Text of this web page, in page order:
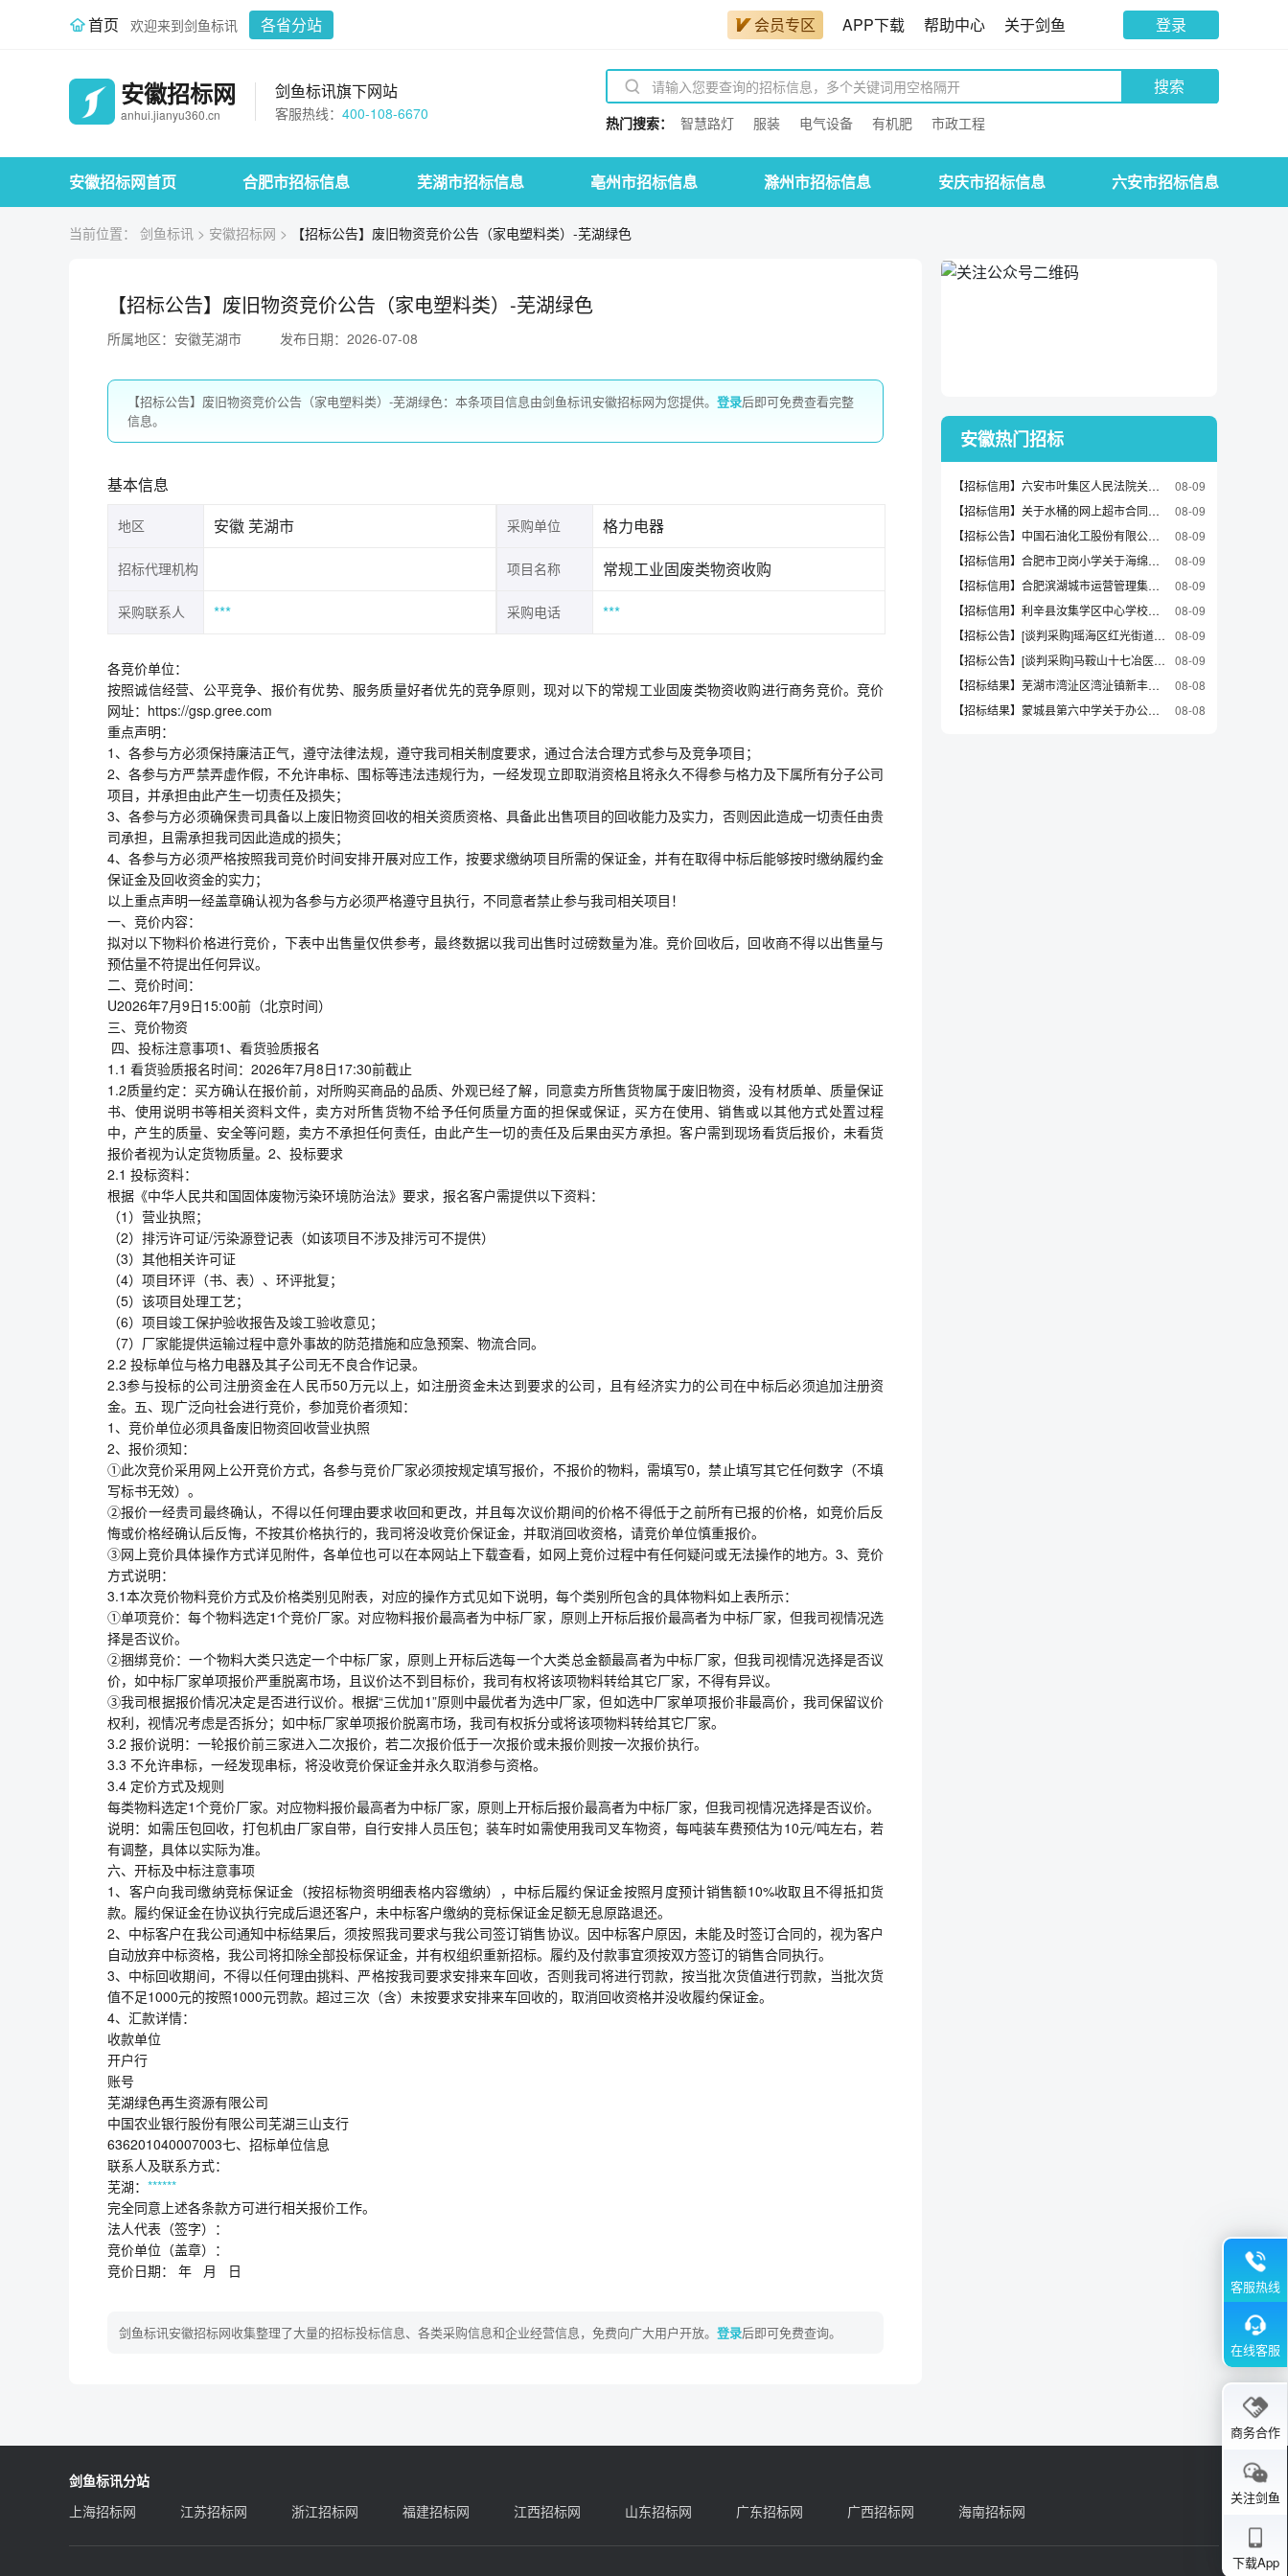
首页 欢迎来到剑鱼标讯 各省分站 会员专区 APP下载 帮助中心 关于剑鱼 登录
安徽招标网
anhui.jianyu360.cn
剑鱼标讯旗下网站
客服热线： 400-108-6670
搜索
热门搜索： 智慧路灯 服装 电气设备 有机肥 市政工程
安徽招标网首页 合肥市招标信息 芜湖市招标信息 亳州市招标信息 滁州市招标信息 安庆市招标信息 六安市招标信息
当前位置： 剑鱼标讯 > 安徽招标网 > 【招标公告】废旧物资竞价公告（家电塑料类）-芜湖绿色
【招标公告】废旧物资竞价公告（家电塑料类）-芜湖绿色
所属地区：安徽芜湖市 发布日期：2026-07-08
【招标公告】废旧物资竞价公告（家电塑料类）-芜湖绿色：本条项目信息由剑鱼标讯安徽招标网为您提供。 登录后即可免费查看完整
信息。
基本信息
地区 安徽 芜湖市 采购单位 格力电器
招标代理机构 项目名称 常规工业固废类物资收购
采购联系人 *** 采购电话 ***
各竞价单位：
按照诚信经营、公平竞争、报价有优势、服务质量好者优先的竞争原则，现对以下的常规工业固废类物资收购进行商务竞价。竞价
网址：https://gsp.gree.com
重点声明：
1、各参与方必须保持廉洁正气，遵守法律法规，遵守我司相关制度要求，通过合法合理方式参与及竞争项目；
2、各参与方严禁弄虚作假，不允许串标、围标等违法违规行为，一经发现立即取消资格且将永久不得参与格力及下属所有分子公司
项目，并承担由此产生一切责任及损失；
3、各参与方必须确保贵司具备以上废旧物资回收的相关资质资格、具备此出售项目的回收能力及实力，否则因此造成一切责任由贵
司承担，且需承担我司因此造成的损失；
4、各参与方必须严格按照我司竞价时间安排开展对应工作，按要求缴纳项目所需的保证金，并有在取得中标后能够按时缴纳履约金
保证金及回收资金的实力；
以上重点声明一经盖章确认视为各参与方必须严格遵守且执行，不同意者禁止参与我司相关项目！
一、竞价内容：
拟对以下物料价格进行竞价，下表中出售量仅供参考，最终数据以我司出售时过磅数量为准。竞价回收后，回收商不得以出售量与
预估量不符提出任何异议。
二、竞价时间：
U2026年7月9日15:00前（北京时间）
三、竞价物资
四、投标注意事项1、看货验质报名
1.1 看货验质报名时间：2026年7月8日17:30前截止
1.2质量约定：买方确认在报价前，对所购买商品的品质、外观已经了解，同意卖方所售货物属于废旧物资，没有材质单、质量保证
书、使用说明书等相关资料文件，卖方对所售货物不给予任何质量方面的担保或保证，买方在使用、销售或以其他方式处置过程
中，产生的质量、安全等问题，卖方不承担任何责任，由此产生一切的责任及后果由买方承担。客户需到现场看货后报价，未看货
报价者视为认定货物质量。2、投标要求
2.1 投标资料：
根据《中华人民共和国固体废物污染环境防治法》要求，报名客户需提供以下资料：
（1）营业执照；
（2）排污许可证/污染源登记表（如该项目不涉及排污可不提供）
（3）其他相关许可证
（4）项目环评（书、表）、环评批复；
（5）该项目处理工艺；
（6）项目竣工保护验收报告及竣工验收意见；
（7）厂家能提供运输过程中意外事故的防范措施和应急预案、物流合同。
2.2 投标单位与格力电器及其子公司无不良合作记录。
2.3参与投标的公司注册资金在人民币50万元以上，如注册资金未达到要求的公司，且有经济实力的公司在中标后必须追加注册资
金。五、现广泛向社会进行竞价，参加竞价者须知：
1、竞价单位必须具备废旧物资回收营业执照
2、报价须知：
①此次竞价采用网上公开竞价方式，各参与竞价厂家必须按规定填写报价，不报价的物料，需填写0，禁止填写其它任何数字（不填
写标书无效）。
②报价一经贵司最终确认，不得以任何理由要求收回和更改，并且每次议价期间的价格不得低于之前所有已报的价格，如竞价后反
悔或价格经确认后反悔，不按其价格执行的，我司将没收竞价保证金，并取消回收资格，请竞价单位慎重报价。
③网上竞价具体操作方式详见附件，各单位也可以在本网站上下载查看，如网上竞价过程中有任何疑问或无法操作的地方。3、竞价
方式说明：
3.1本次竞价物料竞价方式及价格类别见附表，对应的操作方式见如下说明，每个类别所包含的具体物料如上表所示：
①单项竞价：每个物料选定1个竞价厂家。对应物料报价最高者为中标厂家，原则上开标后报价最高者为中标厂家，但我司视情况选
择是否议价。
②捆绑竞价：一个物料大类只选定一个中标厂家，原则上开标后选每一个大类总金额最高者为中标厂家，但我司视情况选择是否议
价，如中标厂家单项报价严重脱离市场，且议价达不到目标价，我司有权将该项物料转给其它厂家，不得有异议。
③我司根据报价情况决定是否进行议价。根据“三优加1”原则中最优者为选中厂家，但如选中厂家单项报价非最高价，我司保留议价
权利，视情况考虑是否拆分；如中标厂家单项报价脱离市场，我司有权拆分或将该项物料转给其它厂家。
3.2 报价说明：一轮报价前三家进入二次报价，若二次报价低于一次报价或未报价则按一次报价执行。
3.3 不允许串标，一经发现串标，将没收竞价保证金并永久取消参与资格。
3.4 定价方式及规则
每类物料选定1个竞价厂家。对应物料报价最高者为中标厂家，原则上开标后报价最高者为中标厂家，但我司视情况选择是否议价。
说明：如需压包回收，打包机由厂家自带，自行安排人员压包；装车时如需使用我司叉车物资，每吨装车费预估为10元/吨左右，若
有调整，具体以实际为准。
六、开标及中标注意事项
1、客户向我司缴纳竞标保证金（按招标物资明细表格内容缴纳），中标后履约保证金按照月度预计销售额10%收取且不得抵扣货
款。履约保证金在协议执行完成后退还客户，未中标客户缴纳的竞标保证金足额无息原路退还。
2、中标客户在我公司通知中标结果后，须按照我司要求与我公司签订销售协议。因中标客户原因，未能及时签订合同的，视为客户
自动放弃中标资格，我公司将扣除全部投标保证金，并有权组织重新招标。履约及付款事宜须按双方签订的销售合同执行。
3、中标回收期间，不得以任何理由挑料、严格按我司要求安排来车回收，否则我司将进行罚款，按当批次货值进行罚款，当批次货
值不足1000元的按照1000元罚款。超过三次（含）未按要求安排来车回收的，取消回收资格并没收履约保证金。
4、汇款详情：
收款单位
开户行
账号
芜湖绿色再生资源有限公司
中国农业银行股份有限公司芜湖三山支行
636201040007003七、招标单位信息
联系人及联系方式：
芜湖： ******
完全同意上述各条款方可进行相关报价工作。
法人代表（签字）：
竞价单位（盖章）：
竞价日期： 年 月 日
剑鱼标讯安徽招标网收集整理了大量的招标投标信息、各类采购信息和企业经营信息，免费向广大用户开放。 登录后即可免费查询。
安徽热门招标
【招标信用】六安市叶集区人民法院关于硒鼓的网上超市采购项目合同履约验收公告
08-09
【招标信用】关于水桶的网上超市合同公告
08-09
【招标公告】中国石油化工股份有限公司安庆分公司热电部6#给泵节能改造离心泵\BB5-315～465m3/h1350～1500m水80～175℃/0～2MPa/9～10m招标公告
08-09
【招标信用】合肥市卫岗小学关于海绵垫/布料/面料/手工diy的网上超市采购项目合同履约验收公告
08-09
【招标信用】合肥滨湖城市运营管理集团有限公司关于平板灯的网上超市采购项目合同履约验收公告
08-09
【招标信用】利辛县汝集学区中心学校关于铅笔的网上超市采购项目合同履约验收公告
08-09
【招标公告】[谈判采购]瑶海区红光街道社区卫生服务中心彩色多普勒超声诊断仪采购公告
08-09
【招标公告】[谈判采购]马鞍山十七冶医院检验科普检和特检外送服务采购项目采购公告
08-09
【招标结果】芜湖市湾沚区湾沚镇新丰村村民委员会关于烧杯类的网上超市采购项目成交公告
08-08
【招标结果】蒙城县第六中学关于办公桌的网上超市采购项目成交公告
08-08
客服热线
在线客服
商务合作
关注剑鱼
下载App
剑鱼标讯分站
上海招标网
江苏招标网 浙江招标网 福建招标网 江西招标网 山东招标网 广东招标网 广西招标网 海南招标网